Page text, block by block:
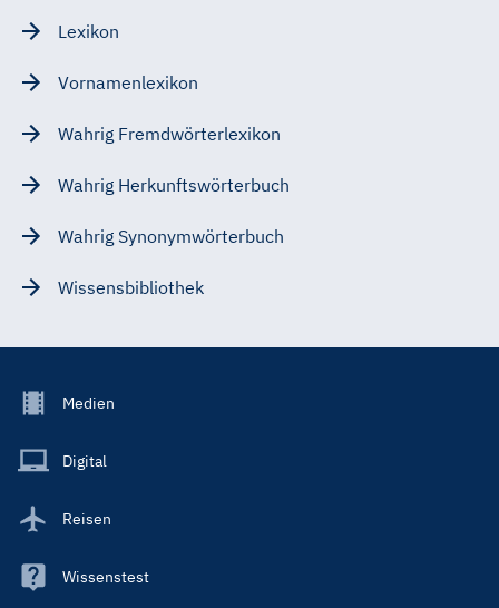
Lexikon
Vornamenlexikon
Wahrig Fremdwörterlexikon
Wahrig Herkunftswörterbuch
Wahrig Synonymwörterbuch
Wissensbibliothek
Footer
Main
Medien
Digital
Reisen
Wissenstest